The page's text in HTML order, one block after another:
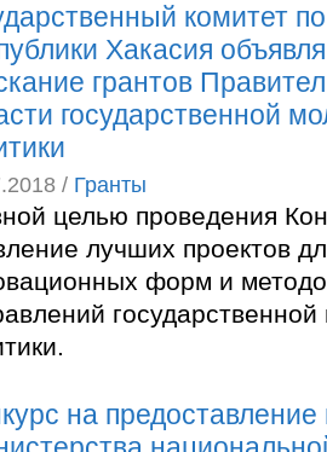
комитет
Хакасия
грантов
государственной
/ Гранты
целью проведения
лучших проектов
форм и
на предоставление